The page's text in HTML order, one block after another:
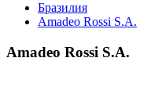
Бразилия
Amadeo Rossi S.A.
Amadeo Rossi S.A.